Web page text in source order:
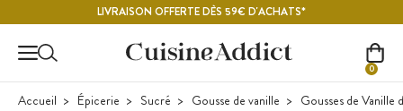
LIVRAISON OFFERTE DÈS 59€ D'ACHATS*
0
Accueil Épicerie Sucré Gousse de vanille Gousses de Vanille